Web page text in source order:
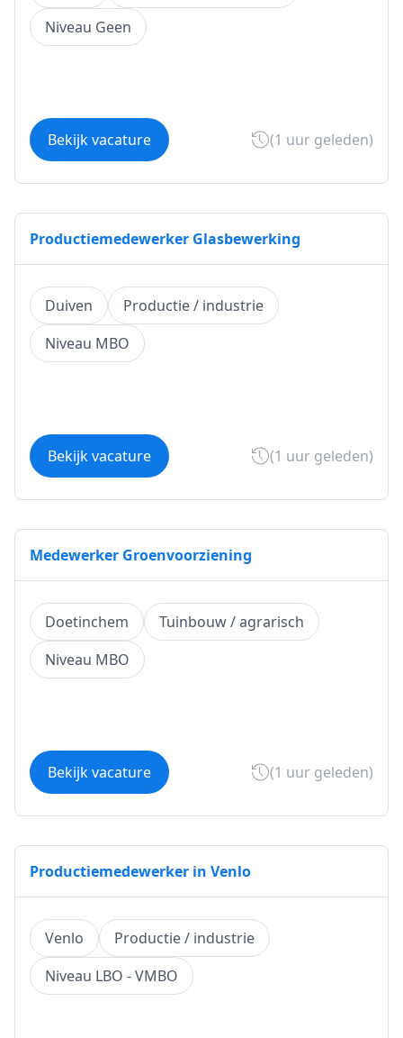
Niveau Geen
Bekijk vacature (1 uur geleden)
Productiemedewerker Glasbewerking
Duiven
Productie / industrie
Niveau MBO
Bekijk vacature (1 uur geleden)
Medewerker Groenvoorziening
Doetinchem
Tuinbouw / agrarisch
Niveau MBO
Bekijk vacature (1 uur geleden)
Productiemedewerker in Venlo
Venlo
Productie / industrie
Niveau LBO - VMBO